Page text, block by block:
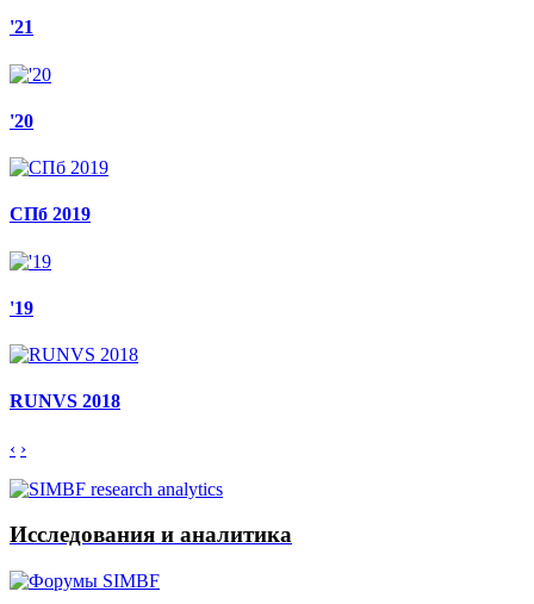
'21
'20
СПб 2019
'19
RUNVS 2018
‹ ›
Исследования и аналитика